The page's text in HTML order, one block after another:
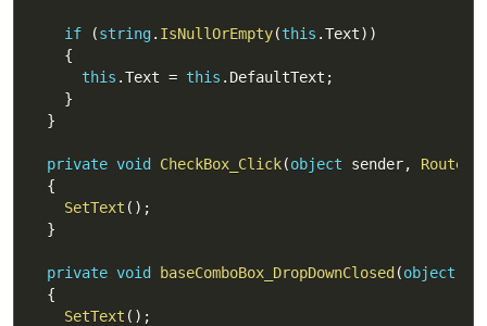
if (string. IsNullOrEmpty(this .Text) )
{
this .Text = this . DefaultText ;
}
}
private void CheckBox_Click(object sender,
{
SetText ( ) ;
}
private void baseComboBox_DropDownClosed (object
{
SetText ( ) ;